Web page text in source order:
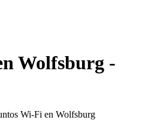
Wolfsburg -
Wi-Fi en Wolfsburg